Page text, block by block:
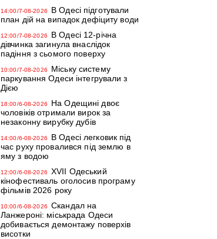
14:00/7-08-2026
В Одесі підготували
план дій на випадок дефіциту води
12:00/7-08-2026
В Одесі 12-річна
дівчинка загинула внаслідок
падіння з сьомого поверху
10:00/7-08-2026
Міську систему
паркування Одеси інтегрували з
Дією
18:00/6-08-2026
На Одещині двоє
чоловіків отримали вирок за
незаконну вирубку дубів
14:00/6-08-2026
В Одесі легковик під
час руху провалився під землю в
яму з водою
12:00/6-08-2026
XVII Одеський
кінофестиваль оголосив програму
фільмів 2026 року
10:00/6-08-2026
Скандал на
Ланжероні: міськрада Одеси
добивається демонтажу поверхів
висотки